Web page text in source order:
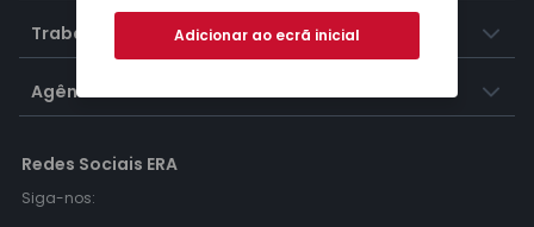
Trabalhar na ERA
Agências ERA
Redes Sociais ERA
Siga-nos:
Adicionar ao ecrã inicial